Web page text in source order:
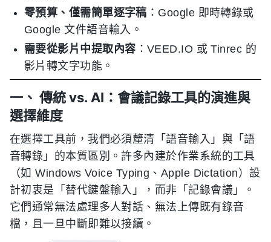
零預算、僅需簡單逐字稿 ：Google 即時轉錄或
Google 文件語音輸入。
需要從影片中提取內容 ：VEED.IO 或 Tinrec 的
影片轉文字功能。
一、 傳統 vs. AI：會議記錄工具的演進與
選擇維度
在選擇工具前，我們必須釐清「語音輸入」與「語
音轉錄」的本質區別。許多內建於作業系統的工具
（如 Windows Voice Typing、Apple Dictation）設
計初衷是「替代鍵盤輸入」，而非「記錄會議」。
它們通常無法處理多人對話、無法上傳既有錄音
檔，且一旦中斷即難以接續。